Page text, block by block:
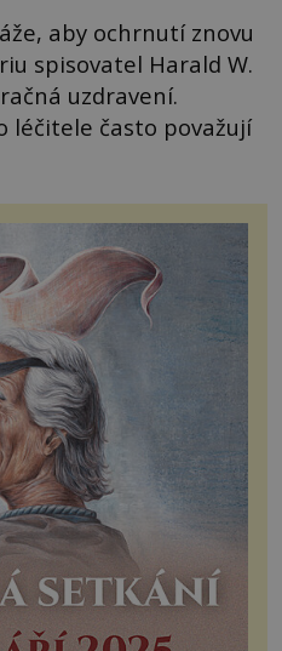
aby ochrnutí znovu
spisovatel Harald W.
uzdravení.
léčitele často považují